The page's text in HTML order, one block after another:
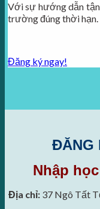
Với sự hướng dẫn
trường đúng thời hạn.
Đăng ký ngay!
ĐĂNG
Nhập
Địa chỉ:37 Ngô Tất